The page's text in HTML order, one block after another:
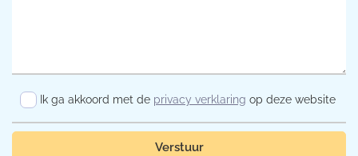
Ik ga akkoord met de privacy verklaring op deze website
Verstuur